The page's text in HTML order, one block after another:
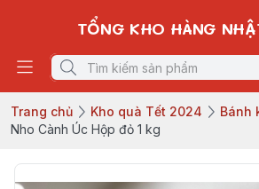
TỔNG KHO HÀNG
Trang chủ Kho quà Tết 2024
Bánh
Nho Cành Úc Hộp đỏ 1 kg